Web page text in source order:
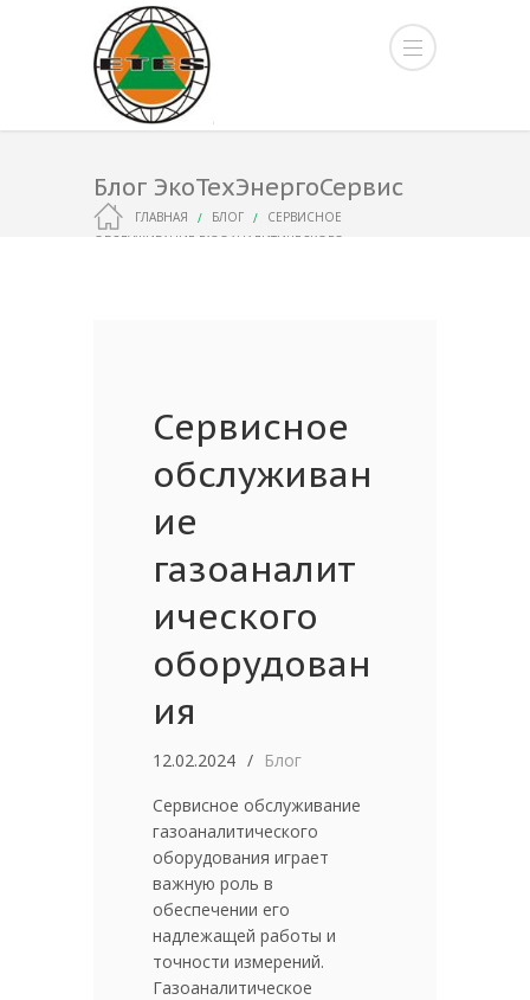
Блог ЭкоТехЭнергоСервис
ГЛАВНАЯ БЛОГ
СЕРВИСНОЕ
ОБСЛУЖИВАНИЕ ГАЗОАНАЛИТИЧЕСКОГО
Сервисное
обслуживан
ие
газоаналит
ического
оборудован
ия
12.02.2024
Блог
Сервисное обслуживание
газоаналитического
оборудования играет
важную роль в
обеспечении его
надлежащей работы и
точности измерений.
Газоаналитическое